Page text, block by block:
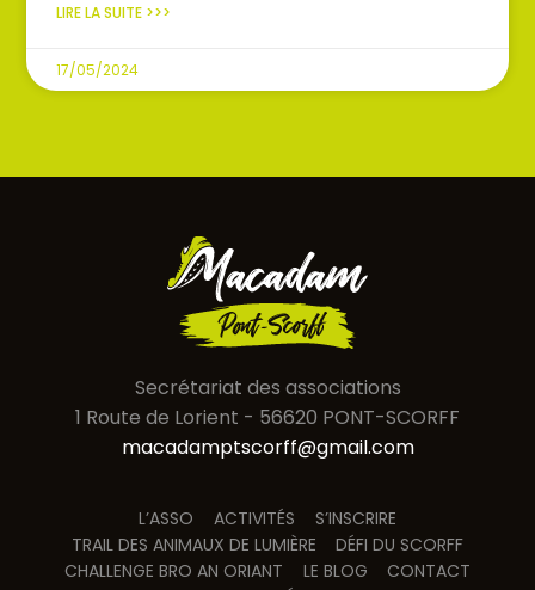
LIRE LA SUITE >>>
17/05/2024
Secrétariat des associations
1 Route de Lorient - 56620 PONT-SCORFF
macadamptscorff@gmail.com
L’ASSO ACTIVITÉS
S’INSCRIRE
TRAIL DES ANIMAUX DE LUMIÈRE
DÉFI DU SCORFF
CHALLENGE BRO AN ORIANT
LE BLOG
CONTACT